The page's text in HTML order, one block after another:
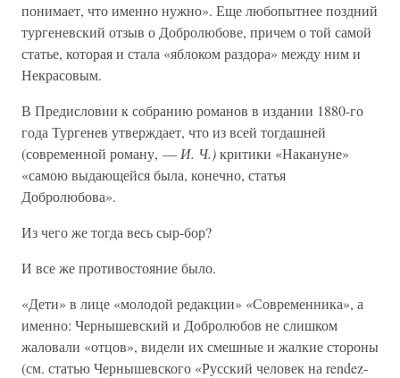
понимает, что именно нужно». Еще любопытнее поздний
тургеневский отзыв о Добролюбове, причем о той самой
статье, которая и стала «яблоком раздора» между ним и
Некрасовым.
В Предисловии к собранию романов в издании 1880-го
года Тургенев утверждает, что из всей тогдашней
(современной роману, — И. Ч.)критики «Накануне»
«самою выдающейся была, конечно, статья
Добролюбова».
Из чего же тогда весь сыр-бор?
И все же противостояние было.
«Дети» в лице «молодой редакции» «Современника», а
именно: Чернышевский и Добролюбов не слишком
жаловали «отцов», видели их смешные и жалкие стороны
(см. статью Чернышевского «Русский человек на rendez-